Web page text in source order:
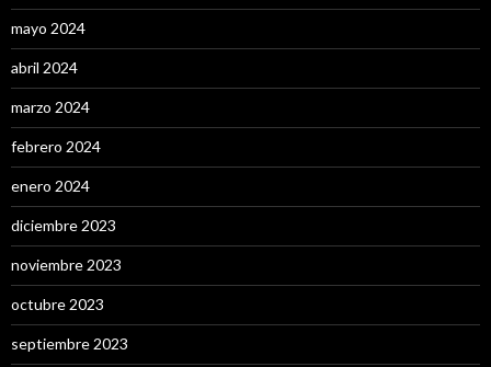
mayo 2024
abril 2024
marzo 2024
febrero 2024
enero 2024
diciembre 2023
noviembre 2023
octubre 2023
septiembre 2023